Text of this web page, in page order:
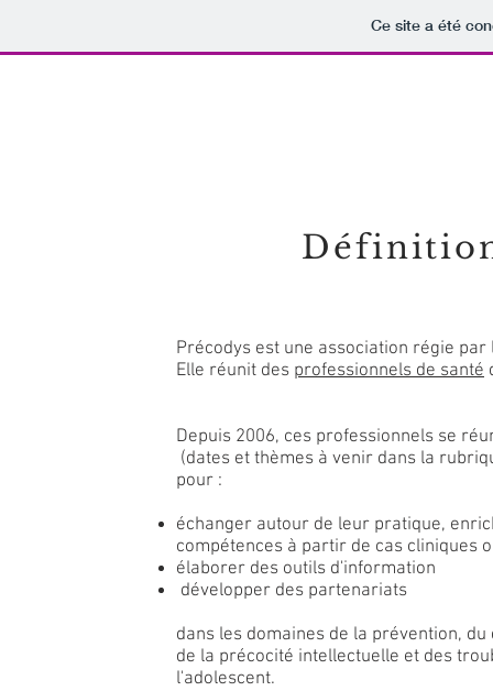
Ce site a été
Précodys est une association régie
Elle réunit des professionnels de santé
Depuis 2006, ces professionnels se
(dates et thèmes à venir dans la
pour :
échanger autour de leur pratique,
compétences à partir de cas cliniques
élaborer des outils d'information
développer des partenariats
dans les domaines de la prévention,
de la précocité intellectuelle et des
l'adolescent.